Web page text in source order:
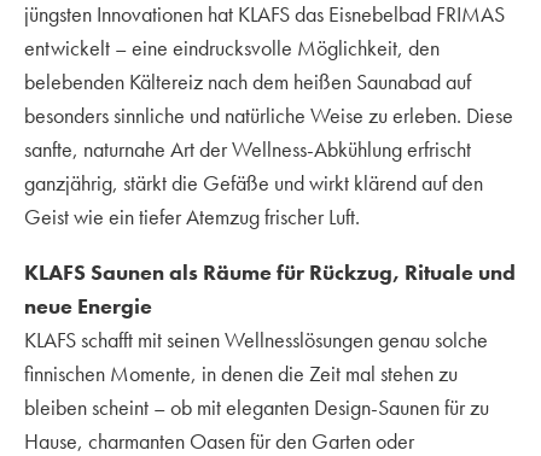
jüngsten Innovationen hat KLAFS das Eisnebelbad FRIMAS
entwickelt – eine eindrucksvolle Möglichkeit, den
belebenden Kältereiz nach dem heißen Saunabad auf
besonders sinnliche und natürliche Weise zu erleben. Diese
sanfte, naturnahe Art der Wellness-Abkühlung erfrischt
ganzjährig, stärkt die Gefäße und wirkt klärend auf den
Geist wie ein tiefer Atemzug frischer Luft.
KLAFS Saunen als Räume für Rückzug, Rituale und
neue Energie
KLAFS schafft mit seinen Wellnesslösungen genau solche
finnischen Momente, in denen die Zeit mal stehen zu
bleiben scheint – ob mit eleganten Design-Saunen für zu
Hause, charmanten Oasen für den Garten oder